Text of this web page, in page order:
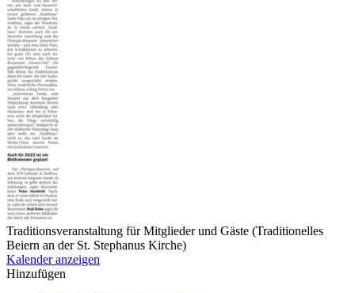
Traditionsveranstaltung für Mitglieder und Gäste (Traditionelles
Beiern an der St. Stephanus Kirche)
Kalender anzeigen
Hinzufügen